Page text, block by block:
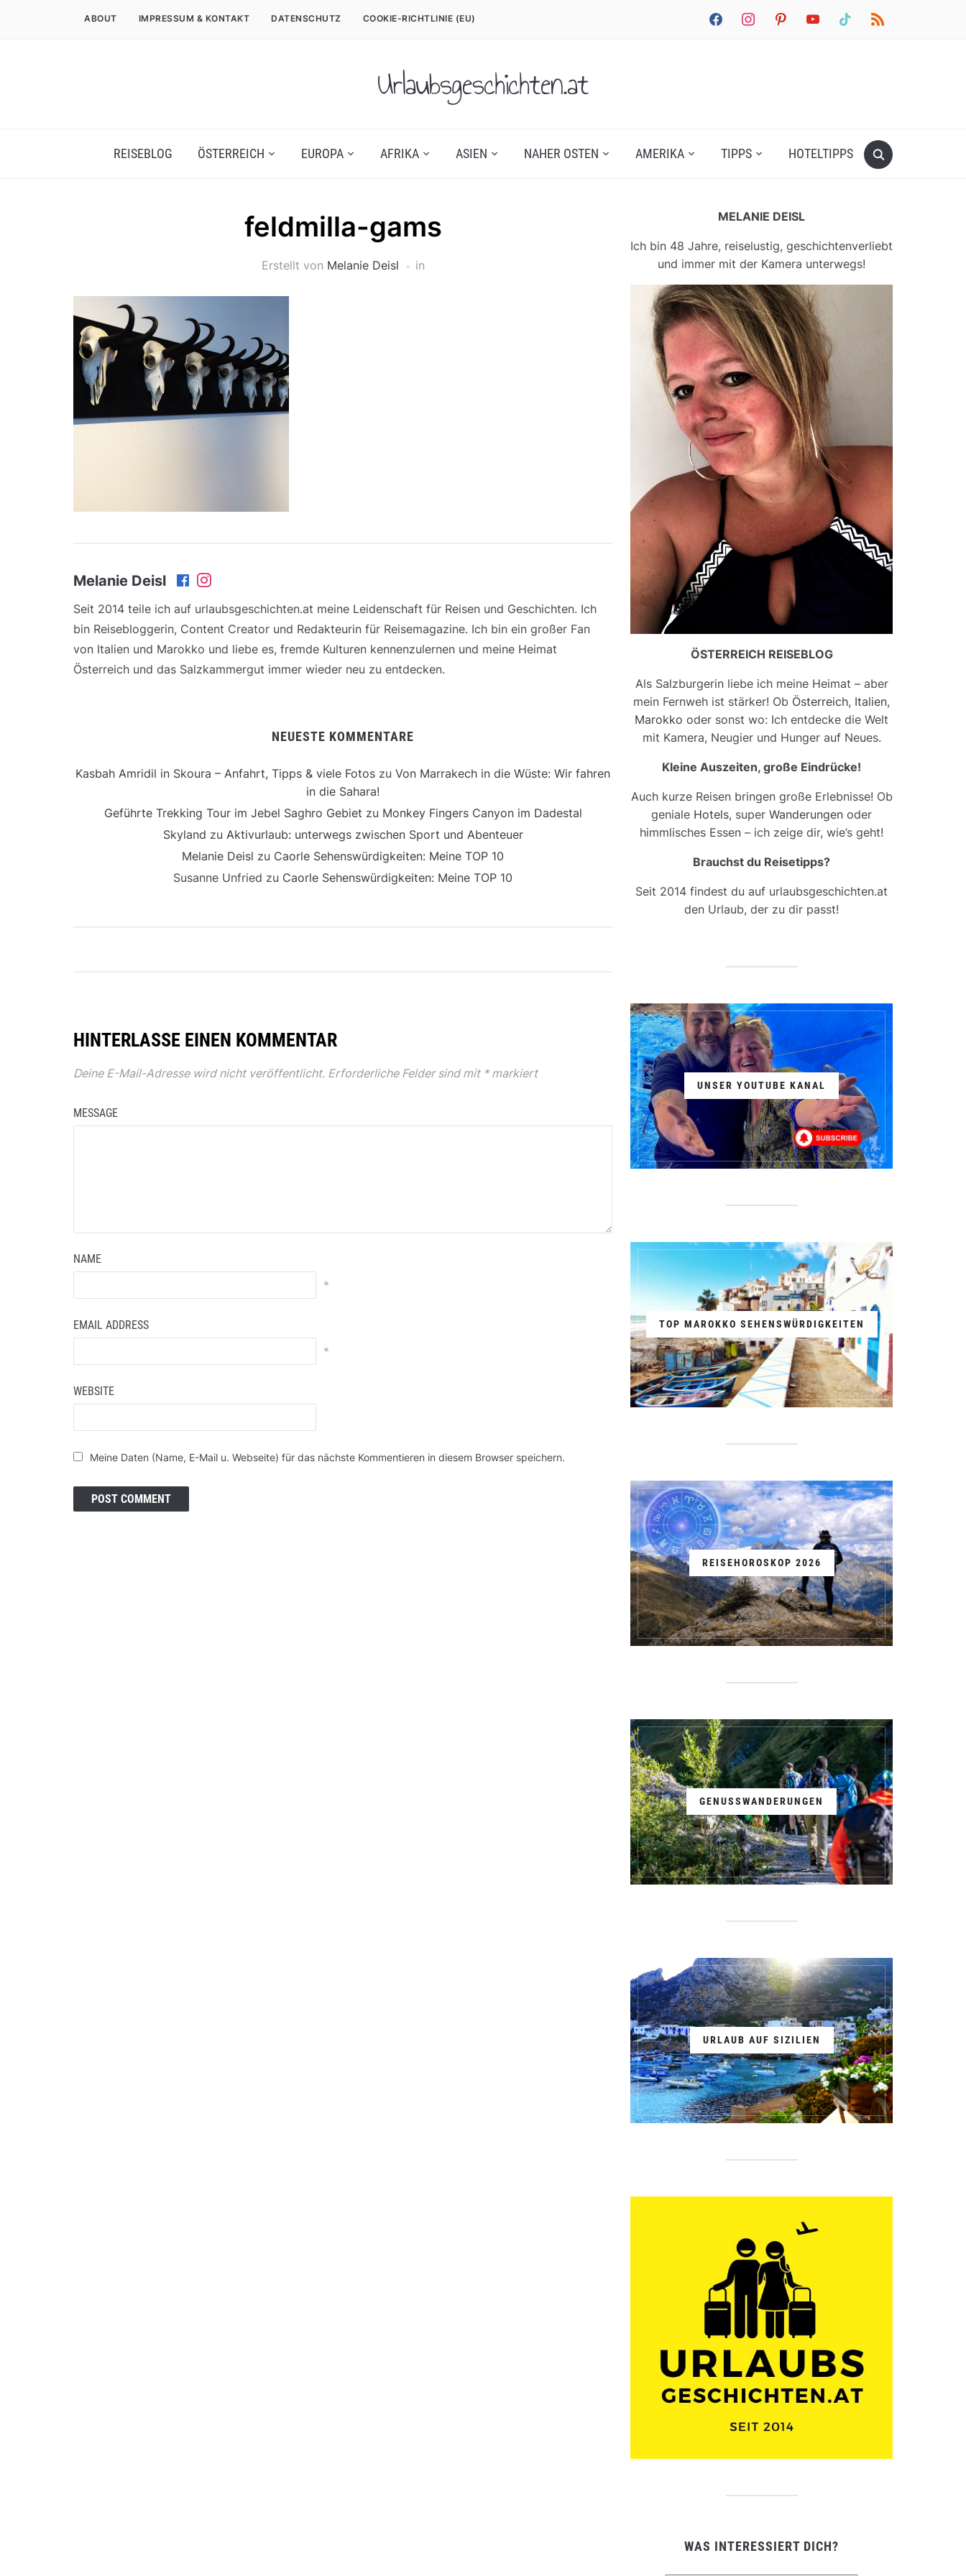
facebookinstagrampinterestyoutube tiktok rss
ABOUT IMPRESSUM & KONTAKT DATENSCHUTZ COOKIE-RICHTLINIE (EU)
Urlaubsgeschichten.at
REISEBLOG ÖSTERREICH EUROPA AFRIKA ASIEN NAHER OSTEN AMERIKA TIPPS HOTELTIPPS
feldmilla-gams
Erstellt von Melanie Deisl in
Melanie Deisl
Seit 2014 teile ich auf urlaubsgeschichten.at meine Leidenschaft für Reisen und Geschichten. Ich
bin Reisebloggerin, Content Creator und Redakteurin für Reisemagazine. Ich bin ein großer Fan
von Italien und Marokko und liebe es, fremde Kulturen kennenzulernen und meine Heimat
Österreich und das Salzkammergut immer wieder neu zu entdecken.
NEUESTE KOMMENTARE
Kasbah Amridil in Skoura – Anfahrt, Tipps & viele Fotos zu Von Marrakech in die Wüste: Wir fahren
in die Sahara!
Geführte Trekking Tour im Jebel Saghro Gebiet zu Monkey Fingers Canyon im Dadestal
Skyland zu Aktivurlaub: unterwegs zwischen Sport und Abenteuer
Melanie Deisl zu Caorle Sehenswürdigkeiten: Meine TOP 10
Susanne Unfried zu Caorle Sehenswürdigkeiten: Meine TOP 10
HINTERLASSE EINEN KOMMENTAR
Deine E-Mail-Adresse wird nicht veröffentlicht. Erforderliche Felder sind mit *markiert
MESSAGE
NAME
*
EMAIL ADDRESS
*
WEBSITE
Meine Daten (Name, E-Mail u. Webseite) für das nächste Kommentieren in diesem Browser speichern.
MELANIE DEISL
Ich bin 48 Jahre, reiselustig, geschichtenverliebt
und immer mit der Kamera unterwegs!
ÖSTERREICH REISEBLOG
Als Salzburgerin liebe ich meine Heimat – aber
mein Fernweh ist stärker! Ob Österreich, Italien,
Marokko oder sonst wo: Ich entdecke die Welt
mit Kamera, Neugier und Hunger auf Neues.
Kleine Auszeiten, große Eindrücke!
Auch kurze Reisen bringen große Erlebnisse! Ob
geniale Hotels, super Wanderungen oder
himmlisches Essen – ich zeige dir, wie’s geht!
Brauchst du Reisetipps?
Seit 2014 findest du auf urlaubsgeschichten.at
den Urlaub, der zu dir passt!
UNSER YOUTUBE KANAL
TOP MAROKKO SEHENSWÜRDIGKEITEN
REISEHOROSKOP 2026
GENUSSWANDERUNGEN
URLAUB AUF SIZILIEN
WAS INTERESSIERT DICH?